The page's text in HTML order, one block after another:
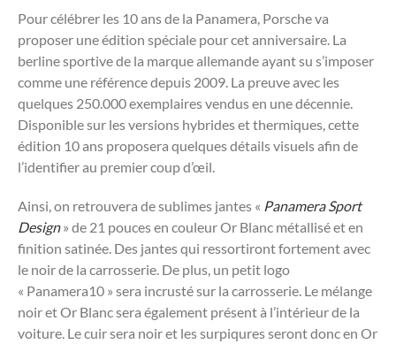
Pour célébrer les 10 ans de la Panamera, Porsche va
proposer une édition spéciale pour cet anniversaire. La
berline sportive de la marque allemande ayant su s’imposer
comme une référence depuis 2009. La preuve avec les
quelques 250.000 exemplaires vendus en une décennie.
Disponible sur les versions hybrides et thermiques, cette
édition 10 ans proposera quelques détails visuels afin de
l’identifier au premier coup d’œil.
Ainsi, on retrouvera de sublimes jantes « Panamera Sport
Design» de 21 pouces en couleur Or Blanc métallisé et en
finition satinée. Des jantes qui ressortiront fortement avec
le noir de la carrosserie. De plus, un petit logo
« Panamera10 » sera incrusté sur la carrosserie. Le mélange
noir et Or Blanc sera également présent à l’intérieur de la
voiture. Le cuir sera noir et les surpiqures seront donc en Or